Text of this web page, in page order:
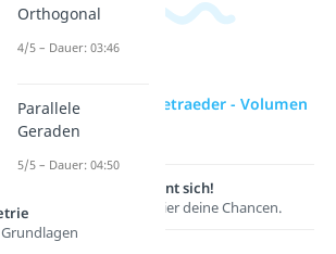
zur Videoseite: Tetraeder - Volumen
und Oberfläche
Lernen lohnt sich!
Entdecke hier deine Chancen.
Orthogonal
4/5 – Dauer: 03:46
Parallele
Geraden
5/5 – Dauer: 04:50